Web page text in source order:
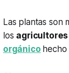
Las plantas son
los agricultores
orgánico hecho